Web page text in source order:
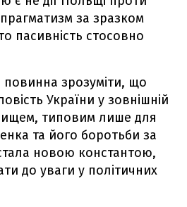
за зразком
пасивність стосовно
зрозуміти, що
України у зовнішній
типовим лише для
та його боротьби за
новою константою,
до уваги у політичних